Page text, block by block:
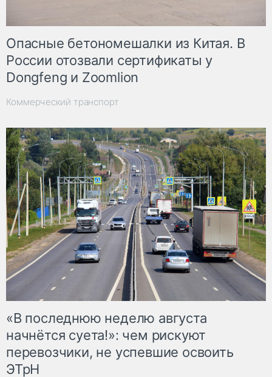
Опасные бетономешалки из Китая. В
России отозвали сертификаты у
Dongfeng и Zoomlion
Коммерческий транспорт
«В последнюю неделю августа
начнётся суета!»: чем рискуют
перевозчики, не успевшие освоить
ЭТрН